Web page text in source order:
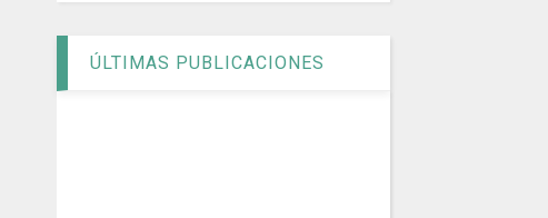
ÚLTIMAS PUBLICACIONES